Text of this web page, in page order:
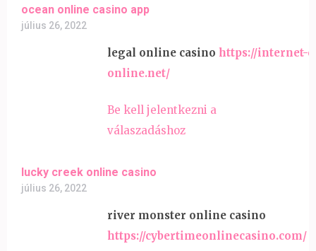
ocean online casino app
július 26, 2022
legal online casino https://internet-
online.net/
Be kell jelentkezni a
válaszadáshoz
lucky creek online casino
július 26, 2022
river monster online casino
https://cybertimeonlinecasino.com/